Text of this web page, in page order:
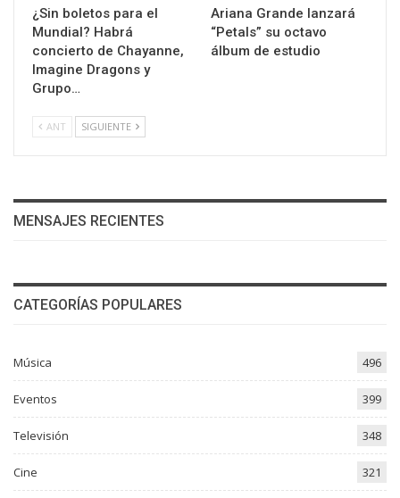
¿Sin boletos para el
Mundial? Habrá
concierto de Chayanne,
Imagine Dragons y
Grupo…
Ariana Grande lanzará
“Petals” su octavo
álbum de estudio
ANT SIGUIENTE
MENSAJES RECIENTES
CATEGORÍAS POPULARES
Música 496
Eventos 399
Televisión 348
Cine 321